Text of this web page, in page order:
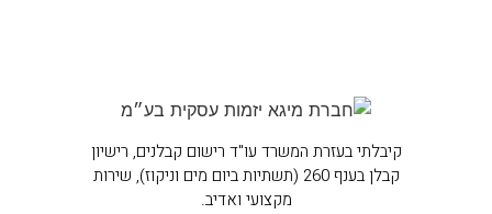
קיבלתי בעזרת המשרד עו"ד רישום קבלנים, רישיון
קבלן בענף 260 (תשתיות ביום מים וניקוז), שירות
מקצועי ואדיב.